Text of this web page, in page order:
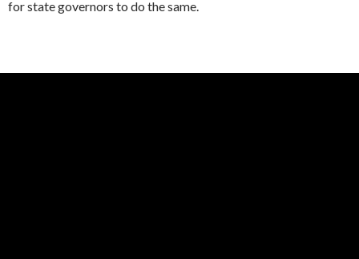
for state governors to do the same.